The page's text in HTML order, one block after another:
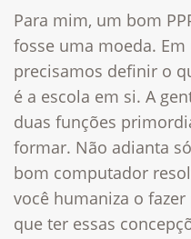
Para mim, um bom
fosse uma moeda. Em
precisamos definir o
é a escola em si. A
duas funções
formar. Não adianta
bom computador
você humaniza o
que ter essas